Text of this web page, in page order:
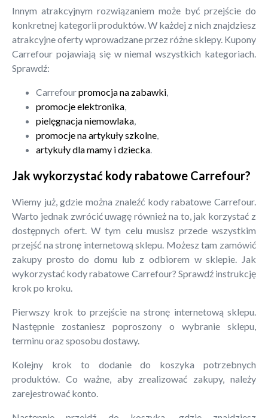
Innym atrakcyjnym rozwiązaniem może być przejście do
konkretnej kategorii produktów. W każdej z nich znajdziesz
atrakcyjne oferty wprowadzane przez różne sklepy. Kupony
Carrefour pojawiają się w niemal wszystkich kategoriach.
Sprawdź:
Carrefourpromocja na zabawki
promocje elektronika
pielęgnacja niemowlaka
promocje na artykuły szkolne
artykuły dla mamy i dziecka
Jak wykorzystać kody rabatowe Carrefour?
Wiemy już, gdzie można znaleźć kody rabatowe Carrefour.
Warto jednak zwrócić uwagę również na to, jak korzystać z
dostępnych ofert. W tym celu musisz przede wszystkim
przejść na stronę internetową sklepu. Możesz tam zamówić
zakupy prosto do domu lub z odbiorem w sklepie. Jak
wykorzystać kody rabatowe Carrefour? Sprawdź instrukcję
krok po kroku.
Pierwszy krok to przejście na stronę internetową sklepu.
Następnie zostaniesz poproszony o wybranie sklepu,
terminu oraz sposobu dostawy.
Kolejny krok to dodanie do koszyka potrzebnych
produktów. Co ważne, aby zrealizować zakupy, należy
zarejestrować konto.